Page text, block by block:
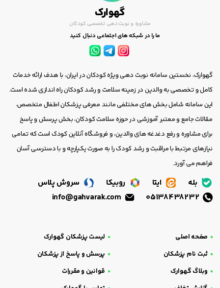
گهوارک
مشاوره و نوبت دهی تخصصی کودکان
ما را در شبکه های اجتماعی دنبال کنید
گهوارک، نخستین سامانه نوبت دهی ویژه کودکان در ایران، با هدف ارائه خدمات
کامل و تخصصی به والدین در زمینه سلامت و رشد کودکان راه اندازی شده است.
این سامانه شامل بخش های مختلفی مانند معرفی پزشکان اطفال متخصص،
مقالات جامع و معتبر آموزشی در حوزه سلامت کودکان، بخش پرسش و پاسخ
برای مشاوره و رفع دغدغه های والدین، و فروشگاه آنلاین کودک است که تمامی
نیازهای مرتبط با مراقبت و رشد کودک را به صورت یکپارچه و با دسترسی آسان
فراهم می آورد.
بله ایتا روبیکا
سروش پلاس
صفحه اصلی
لیست پزشکان گهوارک
ثبت نام پزشکان
پرسش و پاسخ از پزشکان
وبلاگ گهوارک
قوانین و مقررات